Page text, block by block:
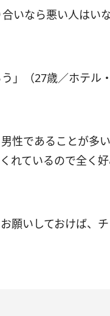
いなら悪い人はい
」（27歳／ホテル
性であることが多
れているので全く
願いしておけば、